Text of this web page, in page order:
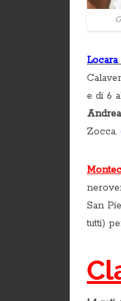
e di 6
Zocca.
San
tutti)